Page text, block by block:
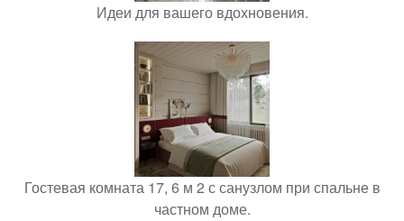
Идеи для вашего вдохновения.
Гостевая комната 17, 6 м 2 с санузлом при спальне в
частном доме.